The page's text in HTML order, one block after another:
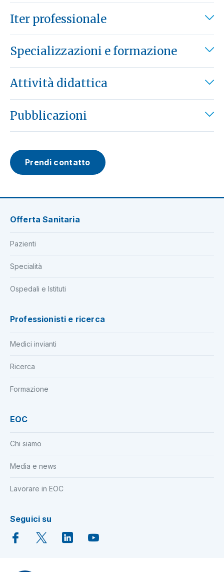
Iter professionale
Specializzazioni e formazione
Attività didattica
Pubblicazioni
Prendi contatto
Offerta Sanitaria
Pazienti
Specialità
Ospedali e Istituti
Professionisti e ricerca
Medici invianti
Ricerca
Formazione
EOC
Chi siamo
Media e news
Lavorare in EOC
Seguici su